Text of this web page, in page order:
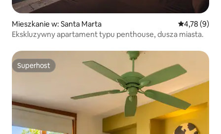
Mieszkanie w: Santa Marta Średnia
4,78 (9)
Ekskluzywny apartament typu penthouse, dusza miasta.
Superhost
Superhost